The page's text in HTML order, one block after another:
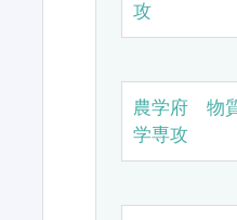
攻
農学府 物
学専攻